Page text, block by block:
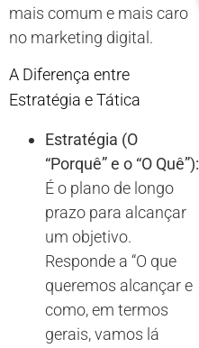
mais comum e mais caro
no marketing digital.
A Diferença entre
Estratégia e Tática
Estratégia (O
“Porquê” e o “O Quê”):
É o plano de longo
prazo para alcançar
um objetivo.
Responde a “O que
queremos alcançar e
como, em termos
gerais, vamos lá